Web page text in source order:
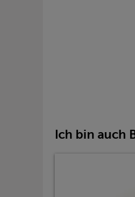
Ich bin auch